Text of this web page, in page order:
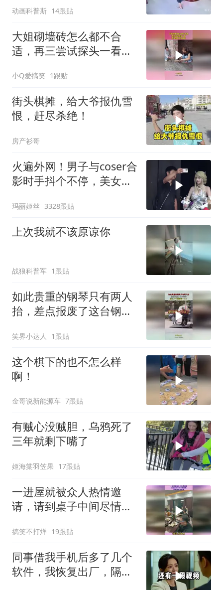
动画科普斯 14跟贴
大姐砌墙砖怎么都不合
适，再三尝试探头一看，
小Q爱搞笑 1跟贴
街头棋摊，给大爷报仇雪
恨，赶尽杀绝！
房产衫哥
火遍外网！男子与coser合
影时手抖个不停，美女做
玛丽姬丝 3328跟贴
上次我就不该原谅你
战狼科普军 1跟贴
如此贵重的钢琴只有两人
抬，差点报废了这台钢
了
笑界小达人 1跟贴
这个棋下的也不怎么样
啊！
金哥说新能源车 7跟贴
有贼心没贼胆，乌鸦死了
三年就剩下嘴了
姬海棠羽笠果 17跟贴
一进屋就被众人热情邀
请，请到桌子中间尽情跳
搞笑不打烊 19跟贴
同事借我手机后多了几个
软件，我恢复出厂，隔壁